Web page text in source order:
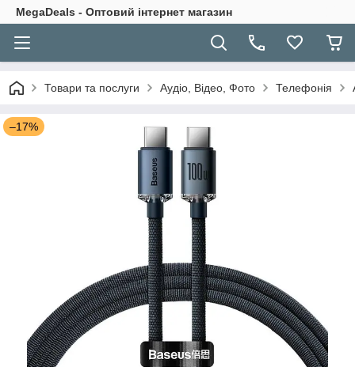
MegaDeals - Оптовий інтернет магазин
Товари та послуги Аудіо, Відео, Фото Телефонія
–17%